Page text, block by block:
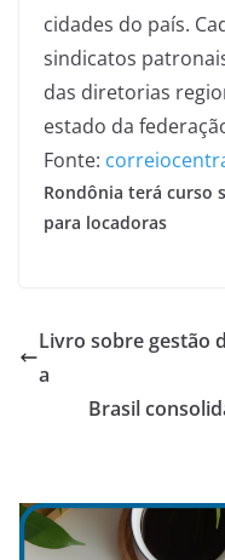
cidades do país.
sindicatos
das diretorias
estado da
Fonte:
Rondônia terá curso
para locadoras
Livro sobre gestão
a
Brasil